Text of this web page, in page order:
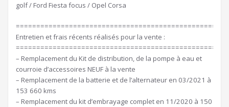
golf / Ford Fiesta focus / Opel Corsa
Entretien et frais récents réalisés pour la vente :
– Remplacement du Kit de distribution, de la pompe à eau et
courroie d’accessoires NEUF à la vente
– Remplacement de la batterie et de l’alternateur en 03/2021 à
153 660 kms
– Remplacement du kit d’embrayage complet en 11/2020 à 150